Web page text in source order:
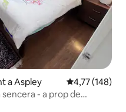
a Aspley 4,77 de
4,77 (148)
- a prop de